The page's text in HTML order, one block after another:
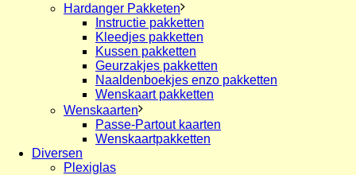
Hardanger Pakketen
Instructie pakketten
Kleedjes pakketten
Kussen pakketten
Geurzakjes pakketten
Naaldenboekjes enzo pakketten
Wenskaart pakketten
Wenskaarten
Passe-Partout kaarten
Wenskaartpakketten
Diversen
Plexiglas